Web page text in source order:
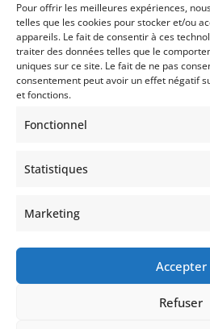
Pour offrir les meilleures expériences,
telles que les cookies pour stocker et/ou
appareils. Le fait de consentir à ces
traiter des données telles que le
uniques sur ce site. Le fait de ne pas
consentement peut avoir un effet négatif
et fonctions.
Fonctionnel
Statistiques
Marketing
Accepter
Refuser
commencer à optimiser
sécuriser votre
Contactez-
FAQ
Politique de